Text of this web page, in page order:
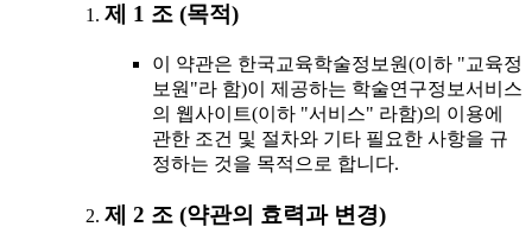
제 1 조 (목적)
이 약관은 한국교육학술정보원(이하 "교육정
보원"라 함)이 제공하는 학술연구정보서비스
의 웹사이트(이하 "서비스" 라함)의 이용에
관한 조건 및 절차와 기타 필요한 사항을 규
정하는 것을 목적으로 합니다.
제 2 조 (약관의 효력과 변경)